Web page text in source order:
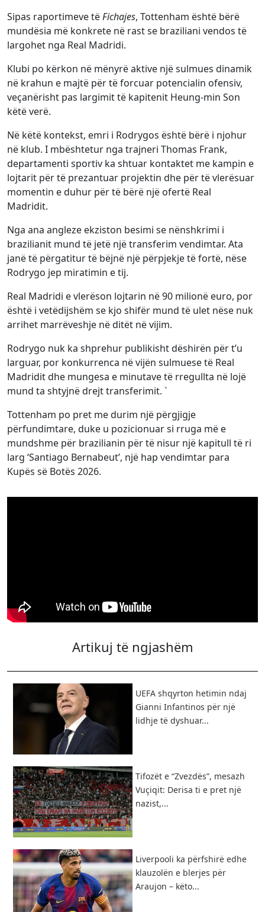
Sipas raportimeve tëFichajes, Tottenham është bërë
mundësia më konkrete në rast se braziliani vendos të
largohet nga Real Madridi.
Klubi po kërkon në mënyrë aktive një sulmues dinamik
në krahun e majtë për të forcuar potencialin ofensiv,
veçanërisht pas largimit të kapitenit Heung-min Son
këtë verë.
Në këtë kontekst, emri i Rodrygos është bërë i njohur
në klub. I mbështetur nga trajneri Thomas Frank,
departamenti sportiv ka shtuar kontaktet me kampin e
lojtarit për të prezantuar projektin dhe për të vlerësuar
momentin e duhur për të bërë një ofertë Real
Madridit.
Nga ana angleze ekziston besimi se nënshkrimi i
brazilianit mund të jetë një transferim vendimtar. Ata
janë të përgatitur të bëjnë një përpjekje të fortë, nëse
Rodrygo jep miratimin e tij.
Real Madridi e vlerëson lojtarin në 90 milionë euro, por
është i vetëdijshëm se kjo shifër mund të ulet nëse nuk
arrihet marrëveshje në ditët në vijim.
Rodrygo nuk ka shprehur publikisht dëshirën për t’u
larguar, por konkurrenca në vijën sulmuese të Real
Madridit dhe mungesa e minutave të rregullta në lojë
mund ta shtyjnë drejt transferimit. `
Tottenham po pret me durim një përgjigje
përfundimtare, duke u pozicionuar si rruga më e
mundshme për brazilianin për të nisur një kapitull të ri
larg ‘Santiago Bernabeut’, një hap vendimtar para
Kupës së Botës 2026.
Artikuj të ngjashëm
UEFA shqyrton hetimin ndaj
Gianni Infantinos për një
lidhje të dyshuar...
Tifozët e “Zvezdës”, mesazh
Vuçiqit: Derisa ti e pret një
nazist,...
Liverpooli ka përfshirë edhe
klauzolën e blerjes për
Araujon – këto...